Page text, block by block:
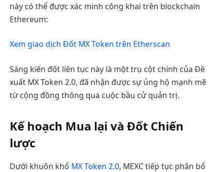
này có thể được xác minh công khai trên blockchain
Ethereum:
Xem giao dịch Đốt MX Token trên Etherscan
Sáng kiến đốt liên tục này là một trụ cột chính của Đề
xuất MX Token 2.0, đã nhận được sự ủng hộ mạnh mẽ
từ cộng đồng thông qua cuộc bầu cử quản trị.
Kế hoạch Mua lại và Đốt Chiến
lược
Dưới khuôn khổ MX Token 2.0, MEXC tiếp tục phân bổ